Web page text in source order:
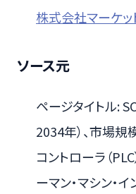
株式会社マーケッ
ソース元
ページタイトル:
2034年）、市場規
コントローラ（
ーマン・マシン・イ